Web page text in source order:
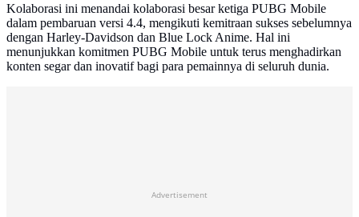
Kolaborasi ini menandai kolaborasi besar ketiga PUBG Mobile
dalam pembaruan versi 4.4, mengikuti kemitraan sukses sebelumnya
dengan Harley-Davidson dan Blue Lock Anime. Hal ini
menunjukkan komitmen PUBG Mobile untuk terus menghadirkan
konten segar dan inovatif bagi para pemainnya di seluruh dunia.
Advertisement